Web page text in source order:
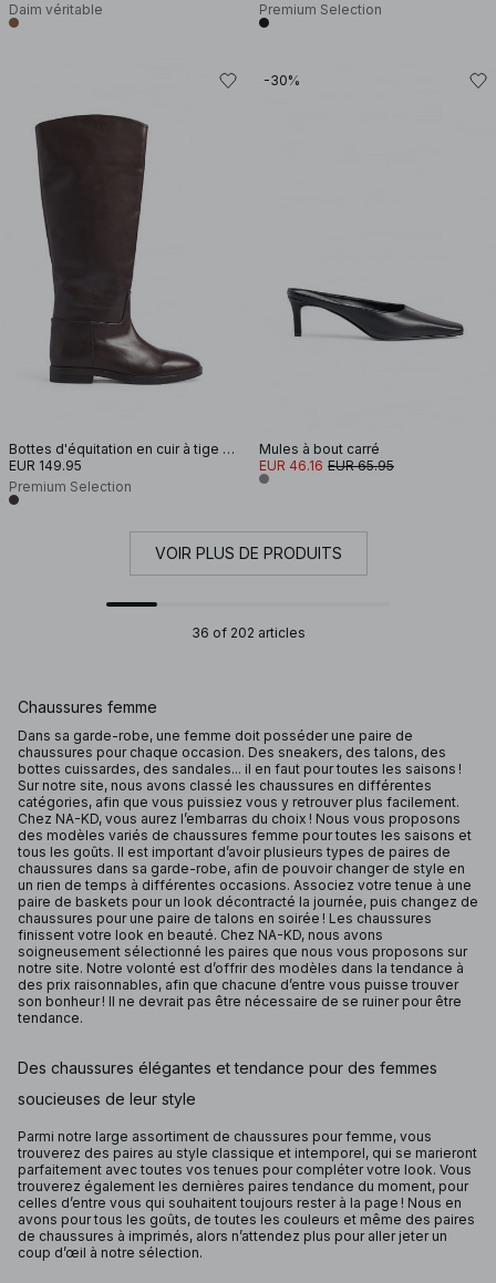
Daim véritable
Premium Selection
Bottes d'équitation en cuir à tige droite
EUR 149.95
Premium Selection
-30%
Mules à bout carré
EUR 46.16 EUR 65.95
VOIR PLUS DE PRODUITS
36 of 202 articles
Chaussures femme
Dans sa garde-robe, une femme doit posséder une paire de
chaussures pour chaque occasion. Des sneakers, des talons, des
bottes cuissardes, des sandales... il en faut pour toutes les saisons !
Sur notre site, nous avons classé les chaussures en différentes
catégories, afin que vous puissiez vous y retrouver plus facilement.
Chez NA-KD, vous aurez l’embarras du choix ! Nous vous proposons
des modèles variés de chaussures femme pour toutes les saisons et
tous les goûts. Il est important d’avoir plusieurs types de paires de
chaussures dans sa garde-robe, afin de pouvoir changer de style en
un rien de temps à différentes occasions. Associez votre tenue à une
paire de baskets pour un look décontracté la journée, puis changez de
chaussures pour une paire de talons en soirée ! Les chaussures
finissent votre look en beauté. Chez NA-KD, nous avons
soigneusement sélectionné les paires que nous vous proposons sur
notre site. Notre volonté est d’offrir des modèles dans la tendance à
des prix raisonnables, afin que chacune d’entre vous puisse trouver
son bonheur ! Il ne devrait pas être nécessaire de se ruiner pour être
tendance.
Des chaussures élégantes et tendance pour des femmes
soucieuses de leur style
Parmi notre large assortiment de chaussures pour femme, vous
trouverez des paires au style classique et intemporel, qui se marieront
parfaitement avec toutes vos tenues pour compléter votre look. Vous
trouverez également les dernières paires tendance du moment, pour
celles d’entre vous qui souhaitent toujours rester à la page ! Nous en
avons pour tous les goûts, de toutes les couleurs et même des paires
de chaussures à imprimés, alors n’attendez plus pour aller jeter un
coup d’œil à notre sélection.